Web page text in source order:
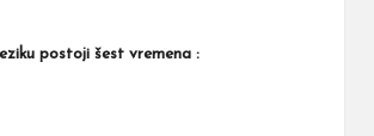
postoji šest vremena :